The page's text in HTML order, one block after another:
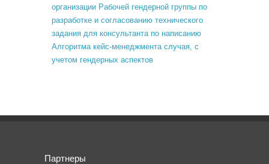
организации Рабочей гендерной группы по
разработке и согласованию технического
задания для консультанта по написанию
Алгоритма кейс-менеджмента случая, с
учетом гендерных аспектов
Партнеры